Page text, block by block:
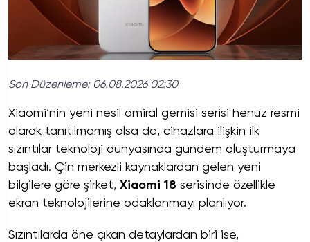
Son Düzenleme: 06.08.2026 02:30
Xiaomi’nin yeni nesil amiral gemisi serisi henüz resmi
olarak tanıtılmamış olsa da, cihazlara ilişkin ilk
sızıntılar teknoloji dünyasında gündem oluşturmaya
başladı. Çin merkezli kaynaklardan gelen yeni
bilgilere göre şirket, Xiaomi 18 serisinde özellikle
ekran teknolojilerine odaklanmayı planlıyor.
Sızıntılarda öne çıkan detaylardan biri ise,